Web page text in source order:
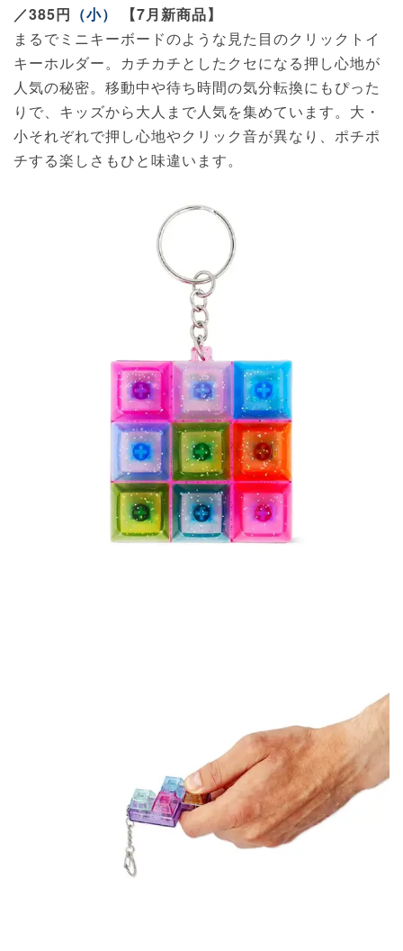
／385円 （小）
【7月新商品】
まるでミニキーボードのような見た目のクリックトイ
キーホルダー。カチカチとしたクセになる押し心地が
人気の秘密。移動中や待ち時間の気分転換にもぴった
りで、キッズから大人まで人気を集めています。大・
小それぞれで押し心地やクリック音が異なり、ポチポ
チする楽しさもひと味違います。